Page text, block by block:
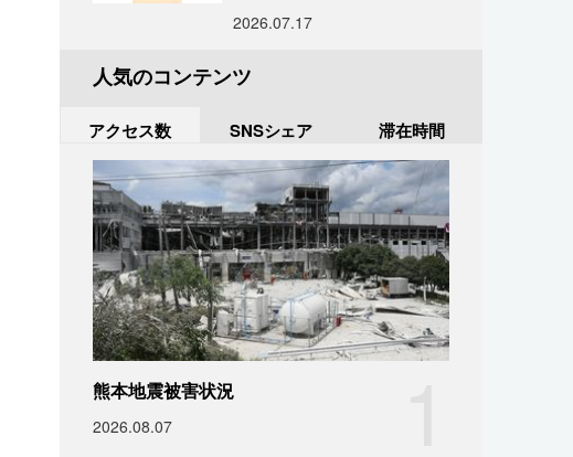
2026.07.17
人気のコンテンツ
アクセス数 SNSシェア 滞在時間
熊本地震被害状況
2026.08.07